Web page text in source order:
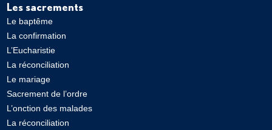
Les sacrements
Le baptême
La confirmation
L’Eucharistie
La réconciliation
Le mariage
Sacrement de l’ordre
L’onction des malades
La réconciliation